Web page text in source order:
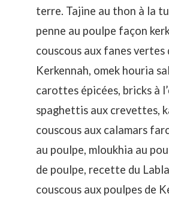
terre. Tajine au thon à la
penne au poulpe façon
couscous aux fanesvertes
Kerkennah, omek houria
carottes épicées, bricks à
spaghettis aux crevettes,
couscous aux calamars
au poulpe, mloukhia au
de poulpe, recette du
couscous aux poulpes de